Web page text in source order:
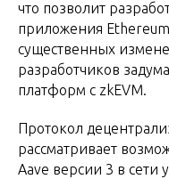
что позволит
приложения
существенных
разработчиков
платформ с zkEVM.
Протокол
рассматривает
Aave версии 3 в сети